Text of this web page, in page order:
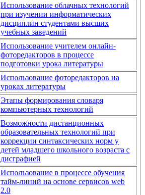
Использование облачных технологий
при изучении информатических
дисциплин студентами высших
учебных заведений
Использование учителем онлайн-
фоторедакторов в процессе
подготовки урока литературы
Использование фоторедакторов на
уроках литературы
Этапы формирования словаря
компьютерных технологий
Возможности дистанционных
образовательных технологий при
коррекции синтаксических норм у
детей младшего школьного возраста с
дисграфией
Использование в процессе обучения
тайм-линий на основе сервисов web
2.0